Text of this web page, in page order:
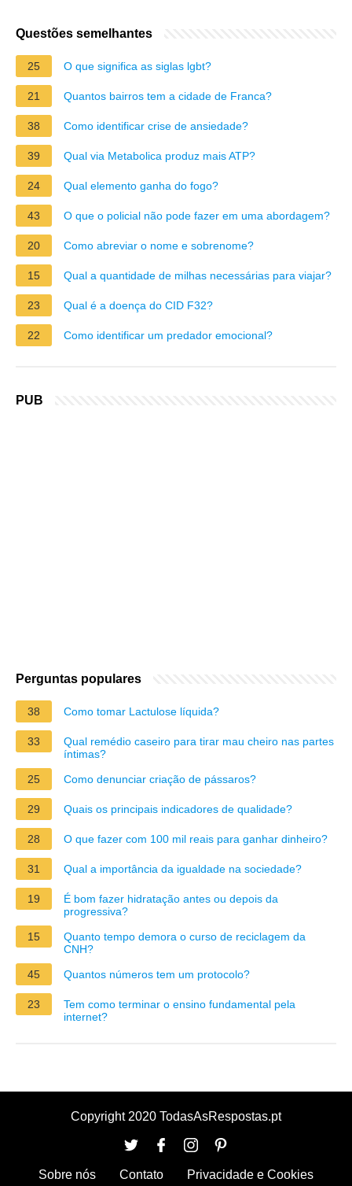
Questões semelhantes
25 O que significa as siglas lgbt?
21 Quantos bairros tem a cidade de Franca?
38 Como identificar crise de ansiedade?
39 Qual via Metabolica produz mais ATP?
24 Qual elemento ganha do fogo?
43 O que o policial não pode fazer em uma abordagem?
20 Como abreviar o nome e sobrenome?
15 Qual a quantidade de milhas necessárias para viajar?
23 Qual é a doença do CID F32?
22 Como identificar um predador emocional?
PUB
Perguntas populares
38 Como tomar Lactulose líquida?
33
Qual remédio caseiro para tirar mau cheiro nas partes
íntimas?
25
Como denunciar criação de pássaros?
29 Quais os principais indicadores de qualidade?
28 O que fazer com 100 mil reais para ganhar dinheiro?
31 Qual a importância da igualdade na sociedade?
19
É bom fazer hidratação antes ou depois da
progressiva?
15
Quanto tempo demora o curso de reciclagem da
CNH?
45
Quantos números tem um protocolo?
23
Tem como terminar o ensino fundamental pela
internet?
Copyright 2020 TodasAsRespostas.pt
Sobre nós Contato Privacidade e Cookies